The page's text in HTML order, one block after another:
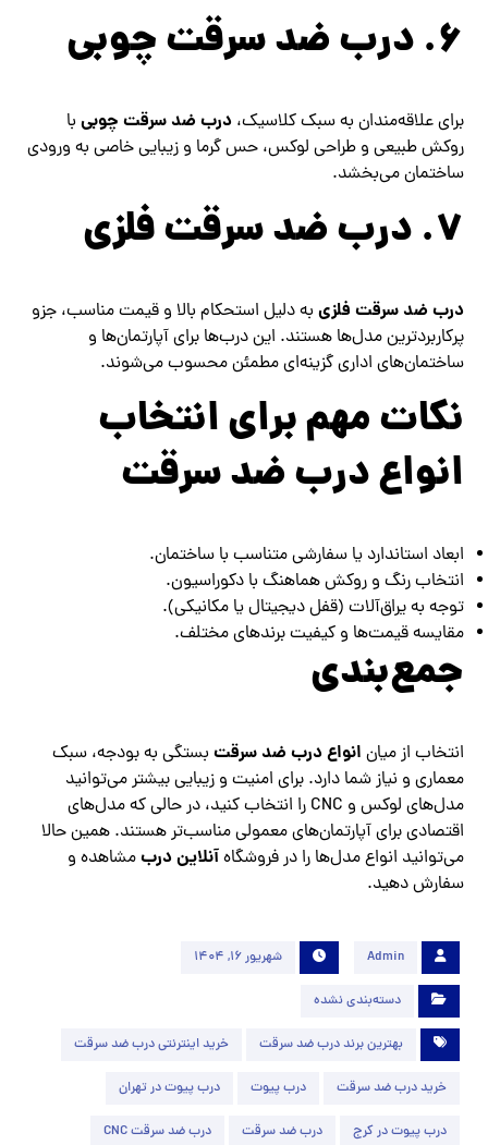
۶. درب ضد سرقت چوبی
برای علاقه‌مندان به سبک کلاسیک، درب ضد سرقت چوبی با
روکش طبیعی و طراحی لوکس، حس گرما و زیبایی خاصی به ورودی
ساختمان می‌بخشد.
۷. درب ضد سرقت فلزی
درب ضد سرقت فلزی به دلیل استحکام بالا و قیمت مناسب، جزو
پرکاربردترین مدل‌ها هستند. این درب‌ها برای آپارتمان‌ها و
ساختمان‌های اداری گزینه‌ای مطمئن محسوب می‌شوند.
نکات مهم برای انتخاب
انواع درب ضد سرقت
ابعاد استاندارد یا سفارشی متناسب با ساختمان.
انتخاب رنگ و روکش هماهنگ با دکوراسیون.
توجه به یراق‌آلات (قفل دیجیتال یا مکانیکی).
مقایسه قیمت‌ها و کیفیت برندهای مختلف.
جمع‌بندی
انتخاب از میان انواع درب ضد سرقت بستگی به بودجه، سبک
معماری و نیاز شما دارد. برای امنیت و زیبایی بیشتر می‌توانید
مدل‌های لوکس و CNC را انتخاب کنید، در حالی که مدل‌های
اقتصادی برای آپارتمان‌های معمولی مناسب‌تر هستند. همین حالا
می‌توانید انواع مدل‌ها را در فروشگاهآنلاین دربمشاهده و
سفارش دهید.
Admin شهریور 16, 1404
دسته‌بندی نشده
بهترین برند درب ضد سرقت خرید اینترنتی درب ضد سرقت
خرید درب ضد سرقت درب پیوت درب پیوت در تهران
درب پیوت در کرج درب ضد سرقت درب ضد سرقت CNC